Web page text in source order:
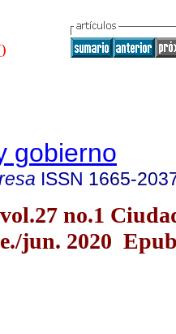
gobierno
ISSN 1665-
no.1
jun. 2020